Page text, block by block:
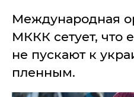
Блоги
Шоу-биз
Здоровье
Спорт
Культура
Международная
МККК сетует, что
не пускают к
пленным.